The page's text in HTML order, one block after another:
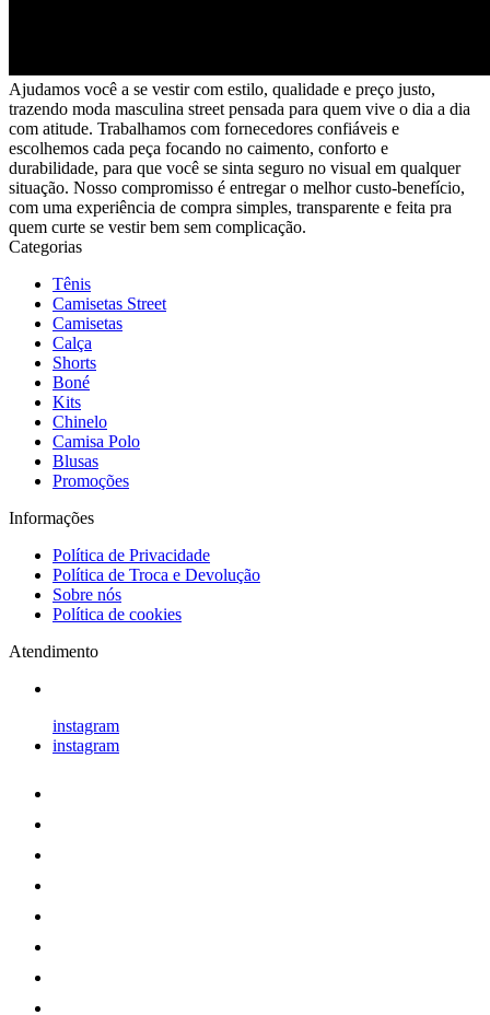
Ajudamos você a se vestir com estilo, qualidade e preço justo,
trazendo moda masculina street pensada para quem vive o dia a dia
com atitude. Trabalhamos com fornecedores confiáveis e
escolhemos cada peça focando no caimento, conforto e
durabilidade, para que você se sinta seguro no visual em qualquer
situação. Nosso compromisso é entregar o melhor custo-benefício,
com uma experiência de compra simples, transparente e feita pra
quem curte se vestir bem sem complicação.
Categorias
Tênis
Camisetas Street
Camisetas
Calça
Shorts
Boné
Kits
Chinelo
Camisa Polo
Blusas
Promoções
Informações
Política de Privacidade
Política de Troca e Devolução
Sobre nós
Política de cookies
Atendimento
instagram
instagram